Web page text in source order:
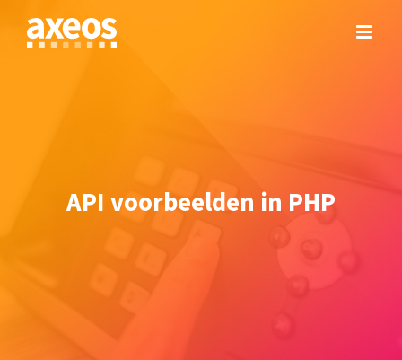
API voorbeelden in PHP